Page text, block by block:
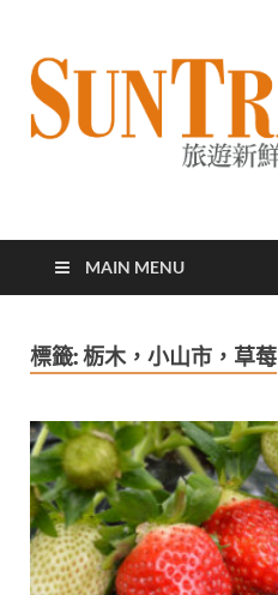
太陽網
MAIN MENU
標籤:栃木，小山市，草莓